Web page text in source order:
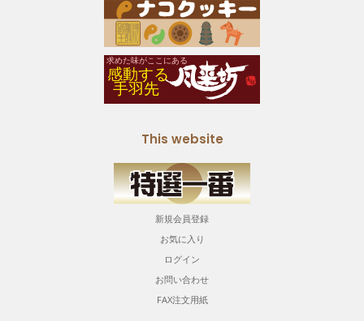
This website
新規会員登録
お気に入り
ログイン
お問い合わせ
FAX注文用紙